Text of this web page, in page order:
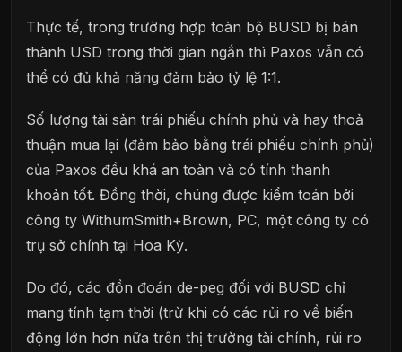
Thực tế, trong trường hợp toàn bộ BUSD bị bán
thành USD trong thời gian ngắn thì Paxos vẫn có
thể có đủ khả năng đảm bảo tỷ lệ 1:1.
Số lượng tài sản trái phiếu chính phủ và hay thoả
thuận mua lại (đảm bảo bằng trái phiếu chính phủ)
của Paxos đều khá an toàn và có tính thanh
khoản tốt. Đồng thời, chúng được kiểm toán bởi
công ty WithumSmith+Brown, PC, một công ty có
trụ sở chính tại Hoa Kỳ.
Do đó, các đồn đoán de-peg đối với BUSD chỉ
mang tính tạm thời (trừ khi có các rủi ro về biến
động lớn hơn nữa trên thị trường tài chính, rủi ro